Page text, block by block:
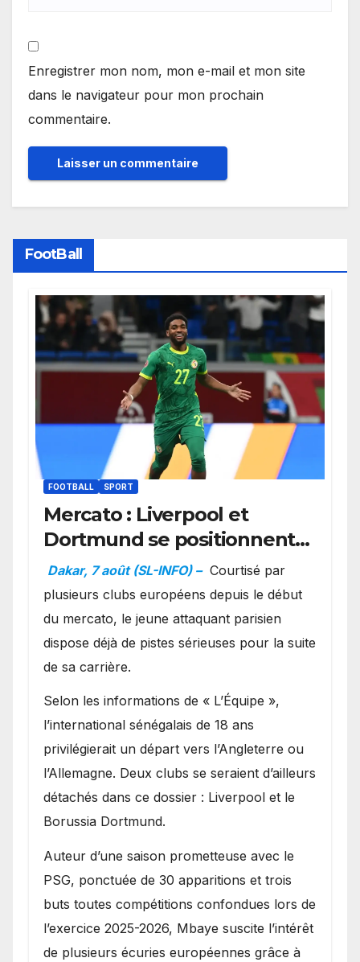
Enregistrer mon nom, mon e-mail et mon site
dans le navigateur pour mon prochain
commentaire.
FootBall
FOOTBALL SPORT
Mercato : Liverpool et
Dortmund se positionnent
en favoris pour recruter
Ibrahim Mbaye
Dakar, 7 août (SL-INFO) – Courtisé par
plusieurs clubs européens depuis le début
du mercato, le jeune attaquant parisien
dispose déjà de pistes sérieuses pour la suite
de sa carrière.
Selon les informations de « L’Équipe »,
l’international sénégalais de 18 ans
privilégierait un départ vers l’Angleterre ou
l’Allemagne. Deux clubs se seraient d’ailleurs
détachés dans ce dossier : Liverpool et le
Borussia Dortmund.
Auteur d’une saison prometteuse avec le
PSG, ponctuée de 30 apparitions et trois
buts toutes compétitions confondues lors de
l’exercice 2025-2026, Mbaye suscite l’intérêt
de plusieurs écuries européennes grâce à